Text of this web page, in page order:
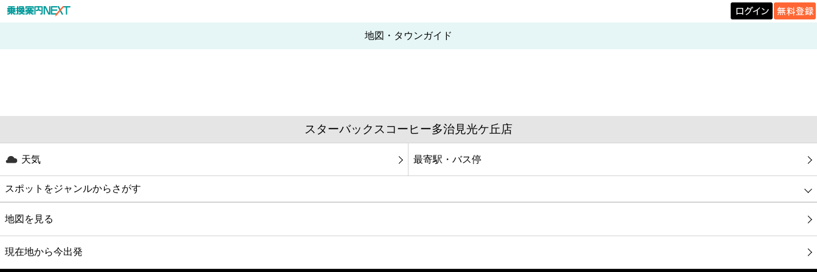
地図・タウンガイド
スターバックスコーヒー多治見光ケ丘店
天気 最寄駅・バス停
スポットをジャンルからさがす
グルメ
映画
地図を見る
現在地から今出発